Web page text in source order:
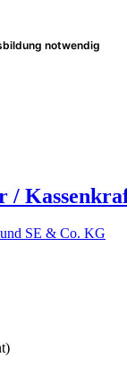
notwendig
/
SE & Co. KG